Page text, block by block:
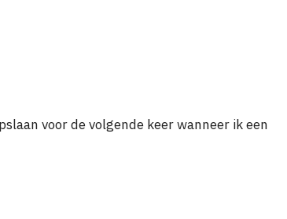
voor de volgende keer wanneer ik een